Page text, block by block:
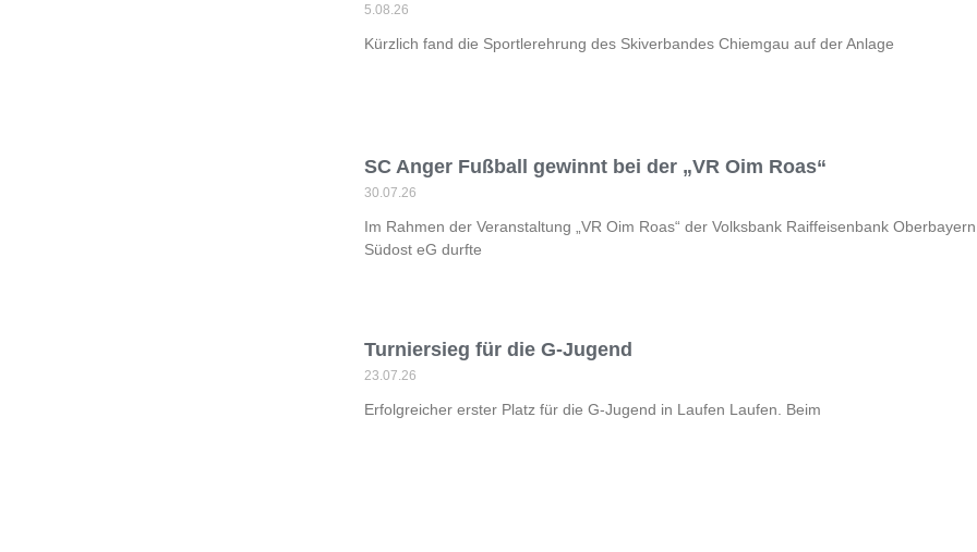
5.08.26
Kürzlich fand die Sportlerehrung des Skiverbandes Chiemgau auf der Anlage
SC Anger Fußball gewinnt bei der „VR Oim Roas“
30.07.26
Im Rahmen der Veranstaltung „VR Oim Roas“ der Volksbank Raiffeisenbank Oberbayern
Südost eG durfte
Turniersieg für die G-Jugend
23.07.26
Erfolgreicher erster Platz für die G-Jugend in Laufen Laufen. Beim